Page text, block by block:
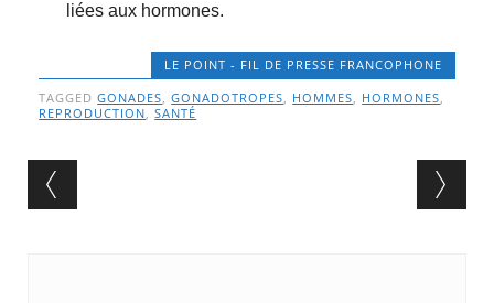
liées aux hormones.
LE POINT - FIL DE PRESSE FRANCOPHONE
TAGGEDGONADES,GONADOTROPES, HOMMES, HORMONES,
REPRODUCTION,SANTÉ
Post navigation